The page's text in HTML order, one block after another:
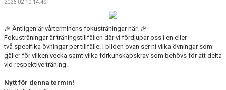
NYHETER
KONTAKT
FÖRENINGEN
2026-02-10 14:49
🎉 Äntligen är vårterminens fokusträningar här! 🎉
Fokusträningar är träningstillfällen där vi fördjupar oss i en eller
två specifika övningarper tillfälle. I bilden ovan serni vilka övningar som
gällerför vilken vecka samt vilka förkunskapskrav som behövs för att delta
vid respektive träning.
Nytt för denna termin!